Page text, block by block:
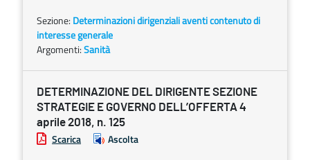
Sezione: Determinazioni dirigenziali aventi contenuto di
interesse generale
Argomenti:Sanità
DETERMINAZIONE DEL DIRIGENTE SEZIONE
STRATEGIE E GOVERNO DELL’OFFERTA 4
aprile 2018, n. 125
Scarica Ascolta